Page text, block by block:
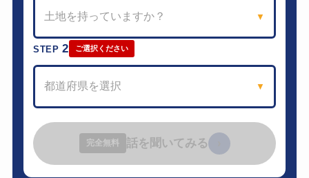
土地を持っていますか？ ▼
STEP2 ご選択ください
都道府県を選択 ▼
完全無料 話を聞いてみる